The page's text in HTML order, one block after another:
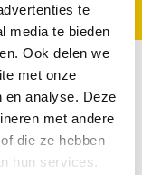
te
media te bieden
Ook delen we
met onze
en analyse. Deze
met andere
die ze hebben
hun services.
Bestekken